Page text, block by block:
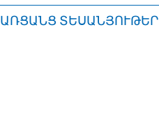
ԱՌՑԱՆՑ ՏԵՍԱՆՅՈՒԹԵՐ